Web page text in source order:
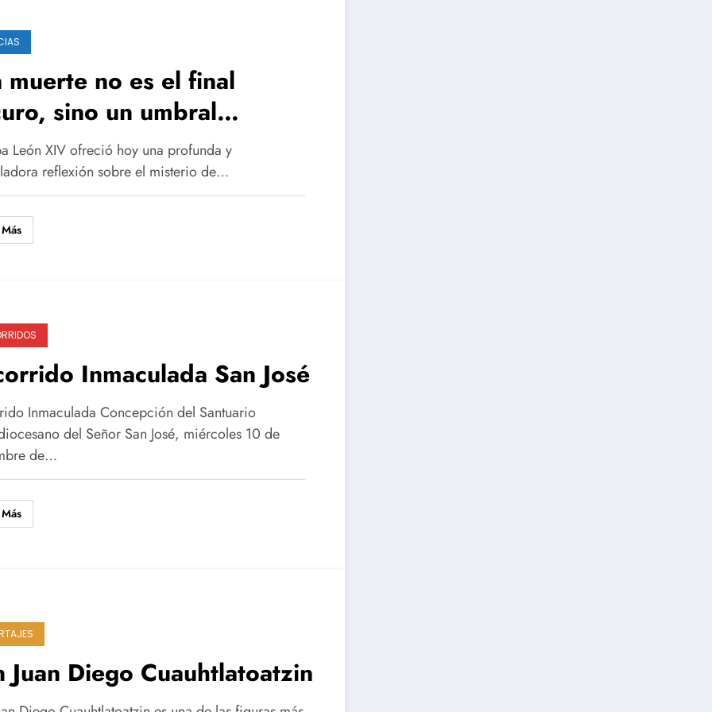
muerte no es el final
sino un umbral
hacia la eternidad»
León XIV ofreció hoy una profunda y
reflexión sobre el misterio de…
Inmaculada San José
Inmaculada Concepción del Santuario
del Señor San José, miércoles 10 de
de…
Juan Diego Cuauhtlatoatzin